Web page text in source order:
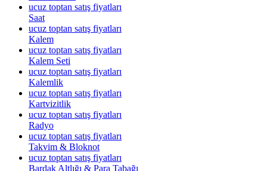
ucuz toptan satış fiyatları
Saat
ucuz toptan satış fiyatları
Kalem
ucuz toptan satış fiyatları
Kalem Seti
ucuz toptan satış fiyatları
Kalemlik
ucuz toptan satış fiyatları
Kartvizitlik
ucuz toptan satış fiyatları
Radyo
ucuz toptan satış fiyatları
Takvim & Bloknot
ucuz toptan satış fiyatları
Bardak Altlığı & Para Tabağı